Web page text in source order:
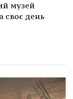
музей
своє день